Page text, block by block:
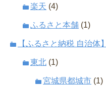
楽天 (4)
ふるさと本舗 (1)
【ふるさと納税 自治体】
東北 (1)
宮城県都城市 (1)